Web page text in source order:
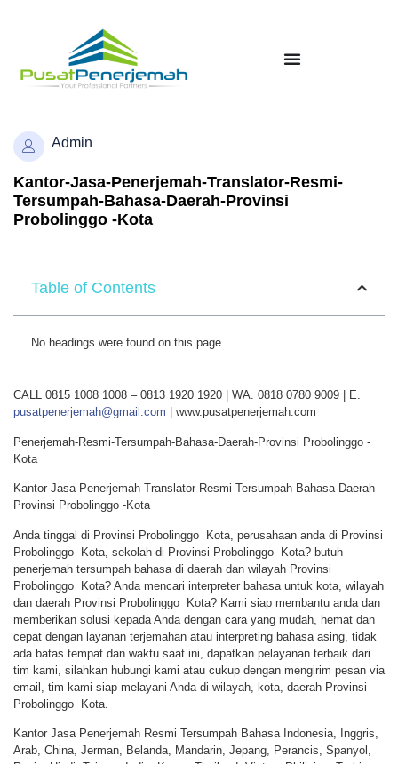
Admin
Kantor-Jasa-Penerjemah-Translator-Resmi-
Tersumpah-Bahasa-Daerah-Provinsi
Probolinggo -Kota
Table of Contents
No headings were found on this page.
CALL 0815 1008 1008 – 0813 1920 1920 | WA. 0818 0780 9009 | E.
pusatpenerjemah@gmail.com | www.pusatpenerjemah.com
Penerjemah-Resmi-Tersumpah-Bahasa-Daerah-Provinsi Probolinggo -
Kota
Kantor-Jasa-Penerjemah-Translator-Resmi-Tersumpah-Bahasa-Daerah-
Provinsi Probolinggo -Kota
Anda tinggal di Provinsi Probolinggo Kota, perusahaan anda di Provinsi
Probolinggo Kota, sekolah di Provinsi Probolinggo Kota? butuh
penerjemah tersumpah bahasa di daerah dan wilayah Provinsi
Probolinggo Kota? Anda mencari interpreter bahasa untuk kota, wilayah
dan daerah Provinsi Probolinggo Kota? Kami siap membantu anda dan
memberikan solusi kepada Anda dengan cara yang mudah, hemat dan
cepat dengan layanan terjemahan atau interpreting bahasa asing, tidak
ada batas tempat dan waktu saat ini, dapatkan pelayanan terbaik dari
tim kami, silahkan hubungi kami atau cukup dengan mengirim pesan via
email, tim kami siap melayani Anda di wilayah, kota, daerah Provinsi
Probolinggo Kota.
Kantor Jasa Penerjemah Resmi Tersumpah Bahasa Indonesia, Inggris,
Arab, China, Jerman, Belanda, Mandarin, Jepang, Perancis, Spanyol,